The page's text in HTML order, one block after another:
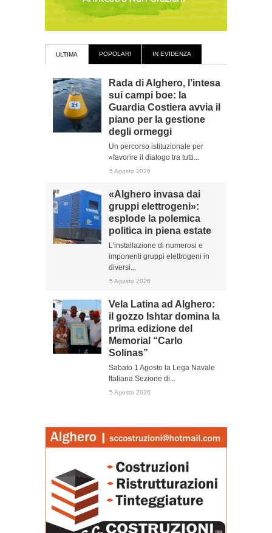
ULTIMA POPOLARI IN EVIDENZA
Rada di Alghero, l’intesa
sui campi boe: la
Guardia Costiera avvia il
piano per la gestione
degli ormeggi
Un percorso istituzionale per
«favorire il dialogo tra tutti...
5 Agosto 2026
«Alghero invasa dai
gruppi elettrogeni»:
esplode la polemica
politica in piena estate
L’installazione di numerosi e
imponenti gruppi elettrogeni in
diversi...
5 Agosto 2026
Vela Latina ad Alghero:
il gozzo Ishtar domina la
prima edizione del
Memorial “Carlo
Solinas”
Sabato 1 Agosto la Lega Navale
Italiana Sezione di...
5 Agosto 2026